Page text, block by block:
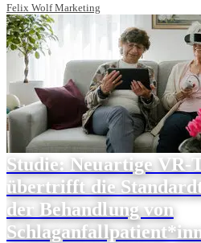
Felix Wolf Marketing
Studie: Neuartige VR-
übertrifft die
der Behandlung von